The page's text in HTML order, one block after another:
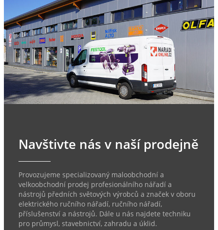
Navštivte nás v naší prodejně
Provozujeme specializovaný maloobchodní a
velkoobchodní prodej profesionálního nářadí a
nástrojů předních světových výrobců a značek v oboru
elektrického ručního nářadí, ručního nářadí,
příslušenství a nástrojů. Dále u nás najdete techniku
pro průmysl, stavebnictví, zahradu a úklid.